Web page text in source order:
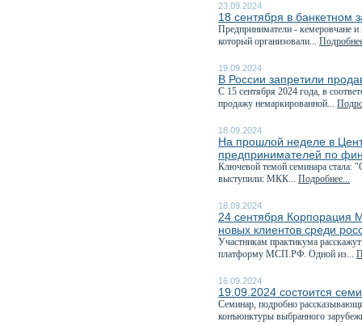
23.09.2024
18 сентября в банкетном
Предприниматели - кемеровчане
который организовали...
19.09.2024
В России запретили
С 15 сентября 2024 года, в
продажу немаркированной...
18.09.2024
На прошлой неделе в
предпринимателей по
Ключевой темой семинара стала:
выступили: МКК... Подробнее...
18.09.2024
24 сентября Корпорация
новых клиентов среди
Участникам практикума
платформу МСП.РФ. Одной из...
16.09.2024
19.09.2024 состоится
Семинар, подробно
конъюнктуры выбранного